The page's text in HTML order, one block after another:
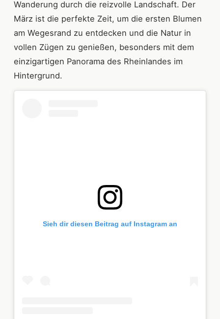
Wanderung durch die reizvolle Landschaft. Der
März ist die perfekte Zeit, um die ersten Blumen
am Wegesrand zu entdecken und die Natur in
vollen Zügen zu genießen, besonders mit dem
einzigartigen Panorama des Rheinlandes im
Hintergrund.
Sieh dir diesen Beitrag auf Instagram an